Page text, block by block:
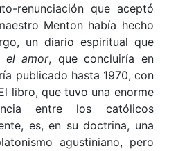
renunciación que aceptó
Menton había hecho
un diario espiritual que
el amor, que concluiría en
publicado hasta 1970, con
libro, que tuvo una enorme
entre los católicos
es, en su doctrina, una
agustiniano, pero